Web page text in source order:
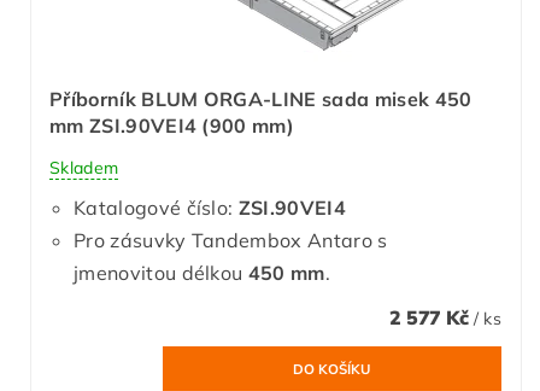
Příborník BLUM ORGA-LINE sada misek 450
mm ZSI.90VEI4 (900 mm)
Skladem
Katalogové číslo: ZSI.90VEI4
Pro zásuvky Tandembox Antaro s
jmenovitou délkou 450 mm.
2 577 Kč / ks